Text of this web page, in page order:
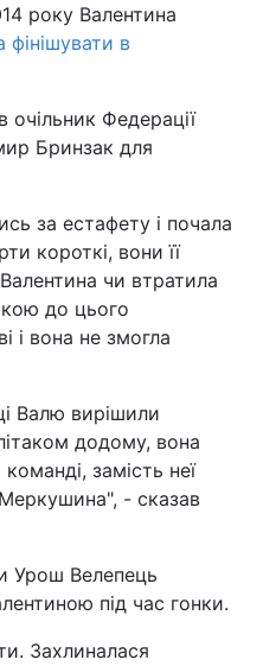
року Валентина
фінішувати в
Федерації
Бринзак для
за естафету і почала
короткі, вони її
чи втратила
до цього
і вона не змогла
Валю вирішили
додому, вона
замість неї
- сказав
Урош Велепець
під час гонки.
Захлиналася